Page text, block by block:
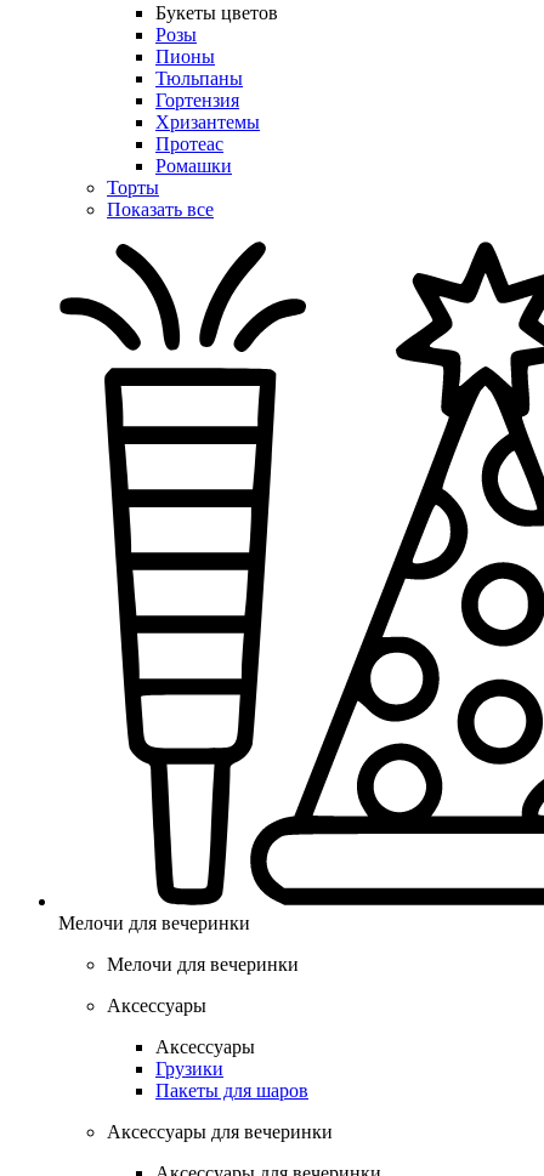
Букеты цветов
Розы
Пионы
Тюльпаны
Гортензия
Хризантемы
Протеас
Ромашки
Торты
Показать все
Мелочи для вечеринки
Мелочи для вечеринки
Аксессуары
Аксессуары
Грузики
Пакеты для шаров
Аксессуары для вечеринки